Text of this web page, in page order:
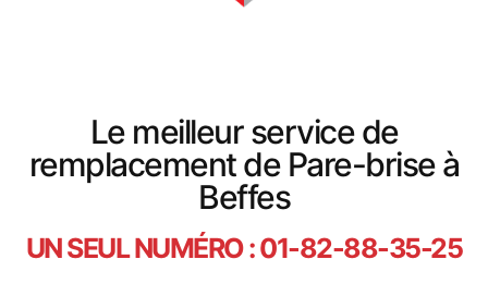
Le meilleur service de
remplacement de Pare-brise à
Beffes
UN SEUL NUMÉRO : 01-82-88-35-25